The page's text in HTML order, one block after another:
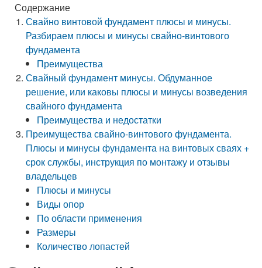
Содержание
Свайно винтовой фундамент плюсы и минусы.
Разбираем плюсы и минусы свайно-винтового
фундамента
Преимущества
Свайный фундамент минусы. Обдуманное
решение, или каковы плюсы и минусы возведения
свайного фундамента
Преимущества и недостатки
Преимущества свайно-винтового фундамента.
Плюсы и минусы фундамента на винтовых сваях +
срок службы, инструкция по монтажу и отзывы
владельцев
Плюсы и минусы
Виды опор
По области применения
Размеры
Количество лопастей